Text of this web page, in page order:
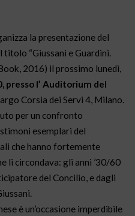
la presentazione del
titolo “Giussani e Guardini.
2016) il prossimo lunedì,
presso l’ Auditorium del
Corsia dei Servi 4, Milano.
per un confronto
esemplari del
che hanno fortemente
li circondava: gli anni ’30/60
del Concilio, e dagli
è un’occasione imperdibile